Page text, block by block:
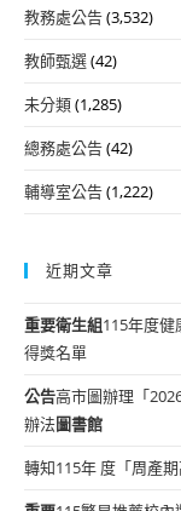
教務處公告(3,532)
教師甄選(42)
未分類(1,285)
總務處公告(42)
輔導室公告(1,222)
近期文章
重要衛生組115年度
得獎名單
公告高市圖辦理「
辦法圖書館
轉知115年 度「周產